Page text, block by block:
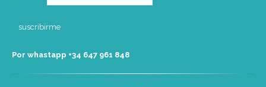
Por whastapp +34 ‭647 961 848‬